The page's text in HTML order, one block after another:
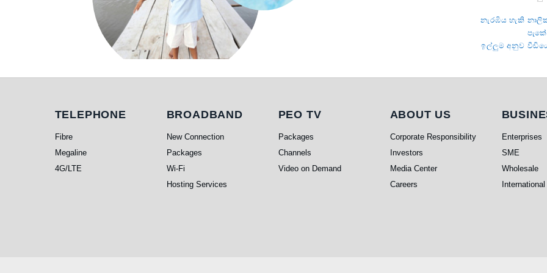
නැරඹිය හැකි
ඉල්ලුම අනුව
Telephone
TELEPHONE
Fibre
Megaline
4G/LTE
Broadband
BROADBAND
New Connection
Packages
Wi-Fi
Hosting Services
PEO TV
PEO TV
Packages
Channels
Video on Demand
About Us
ABOUT US
Corporate Responsibility
Investors
Media Center
Careers
Enterprises
SME
Wholesale
International